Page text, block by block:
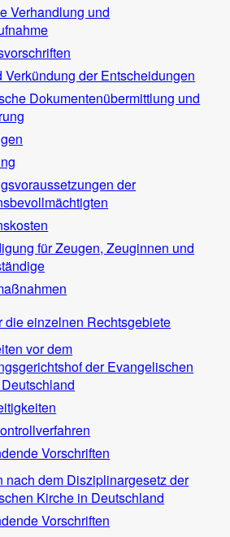
Verhandlung und
Verkündung der Entscheidungen
Dokumentenübermittlung und
der
für Zeugen, Zeuginnen und
die einzelnen Rechtsgebiete
vor dem
der Evangelischen
Vorschriften
nach dem Disziplinargesetz der
Kirche in Deutschland
Vorschriften